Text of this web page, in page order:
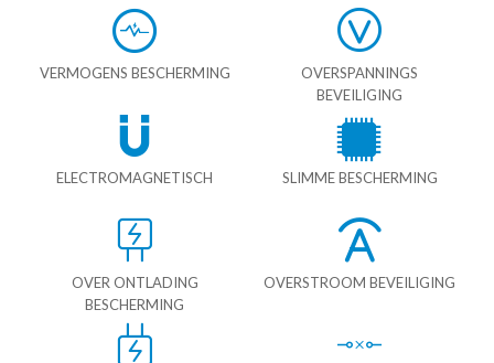
VERMOGENS BESCHERMING
OVERSPANNINGS
BEVEILIGING
ELECTROMAGNETISCH SLIMME BESCHERMING
OVER ONTLADING
BESCHERMING
OVERSTROOM BEVEILIGING